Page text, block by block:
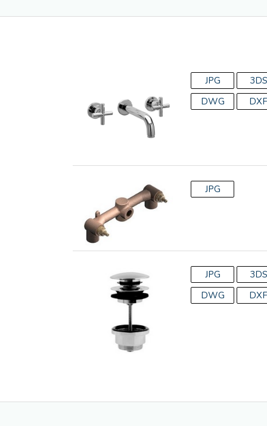
JPG
3DS
DWG
DXF
JPG
JPG
3DS
DWG
DXF